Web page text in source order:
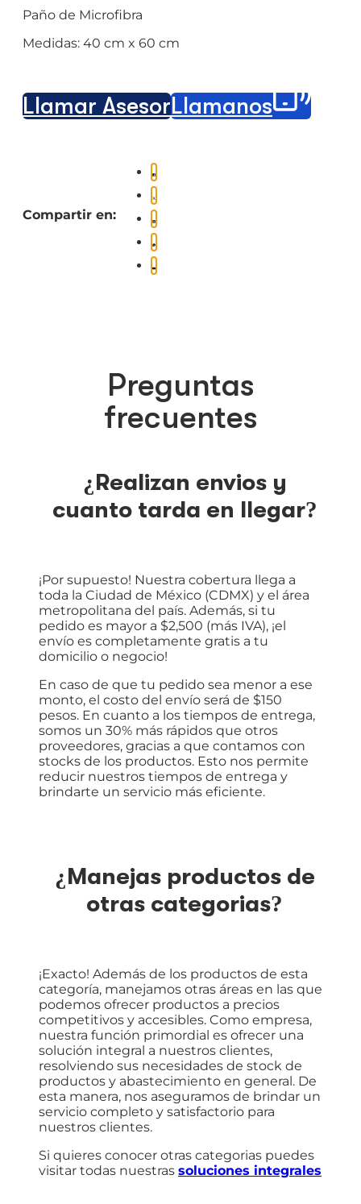
Paño de Microfibra
Medidas: 40 cm x 60 cm
Llamar AsesorLlámanos
Compartir en:
Preguntas
frecuentes
¿Realizan envios y
cuanto tarda en llegar?
¡Por supuesto! Nuestra cobertura llega a
toda la Ciudad de México (CDMX) y el área
metropolitana del país. Además, si tu
pedido es mayor a $2,500 (más IVA), ¡el
envío es completamente gratis a tu
domicilio o negocio!
En caso de que tu pedido sea menor a ese
monto, el costo del envío será de $150
pesos. En cuanto a los tiempos de entrega,
somos un 30% más rápidos que otros
proveedores, gracias a que contamos con
stocks de los productos. Esto nos permite
reducir nuestros tiempos de entrega y
brindarte un servicio más eficiente.
¿Manejas productos de
otras categorias?
¡Exacto! Además de los productos de esta
categoría, manejamos otras áreas en las que
podemos ofrecer productos a precios
competitivos y accesibles. Como empresa,
nuestra función primordial es ofrecer una
solución integral a nuestros clientes,
resolviendo sus necesidades de stock de
productos y abastecimiento en general. De
esta manera, nos aseguramos de brindar un
servicio completo y satisfactorio para
nuestros clientes.
Si quieres conocer otras categorias puedes
visitar todas nuestras soluciones integrales